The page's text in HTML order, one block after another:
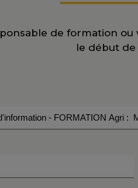
de formation
le début